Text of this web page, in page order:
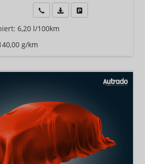
Wir rufen Sie anFahrzeugexposé (PDF)
6,20 l/100km
g/km